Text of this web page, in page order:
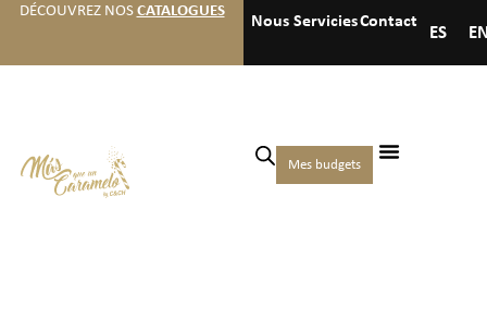
DÉCOUVREZ NOS CATALOGUES
Nous ServiciesContact
ES
Mes budgets